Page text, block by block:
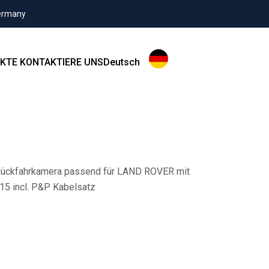
KONTAKTIERE UNSDeutsch
passend für LAND ROVER mit
incl. P&P Kabelsatz